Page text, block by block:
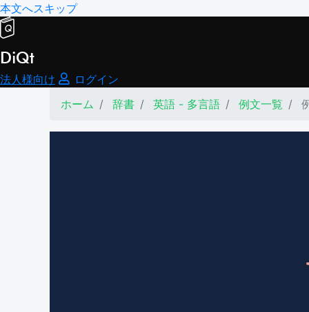
本文へスキップ
DiQt
法人様向け
ログイン
ホーム
辞書 英語 - 多言語 例文一覧